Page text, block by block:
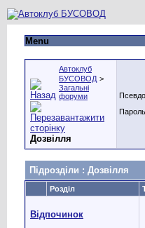
Menu
Автоклуб
БУСОВОД >
Загальні
форуми
Дозвілля
Псевдо
Пароль
Підрозділи : Дозвілля
Розділ
Відпочинок